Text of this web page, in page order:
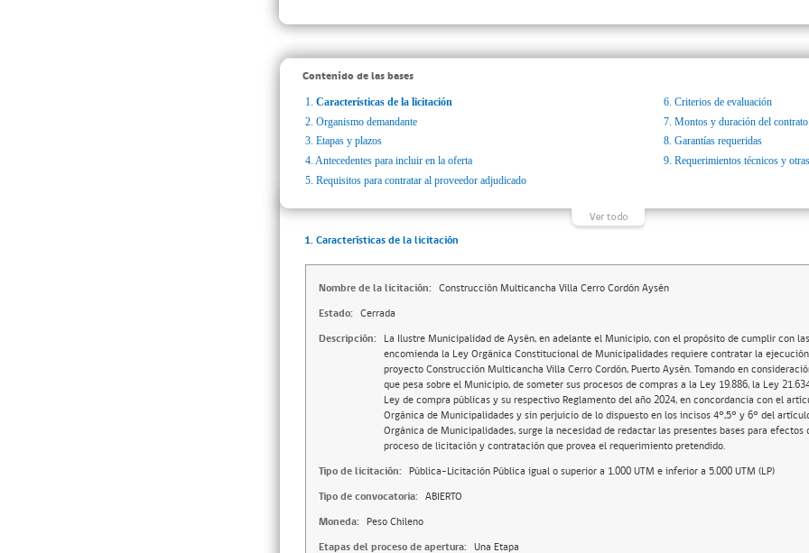
Contenido de las bases
1. Características de la licitación
2. Organismo demandante
3. Etapas y plazos
4. Antecedentes para incluir en la oferta
5. Requisitos para contratar al proveedor adjudicado
6. Criterios de evaluación
7. Montos y duración del contrato
8. Garantías requeridas
9. Requerimientos técnicos y
1. Características de la licitación
Nombre de la licitación: Construcción Multicancha Villa Cerro Cordón Aysén
Estado: Cerrada
Descripción: La Ilustre Municipalidad de Aysén, en adelante el Municipio, con el propósito de cumplir con
encomienda la Ley Orgánica Constitucional de Municipalidades requiere contratar la
proyecto Construcción Multicancha Villa Cerro Cordón, Puerto Aysén. Tomando en
que pesa sobre el Municipio, de someter sus procesos de compras a la Ley 19.886, la Ley
Ley de compra públicas y su respectivo Reglamento del año 2024, en concordancia con el
Orgánica de Municipalidades y sin perjuicio de lo dispuesto en los incisos 4°,5° y 6° del
Orgánica de Municipalidades, surge la necesidad de redactar las presentes bases para efectos
proceso de licitación y contratación que provea el requerimiento pretendido.
Tipo de licitación: Pública-Licitación Pública igual o superior a 1.000 UTM e inferior a 5.000 UTM (LP)
Tipo de convocatoria: ABIERTO
Moneda: Peso Chileno
Etapas del proceso de apertura: Una Etapa